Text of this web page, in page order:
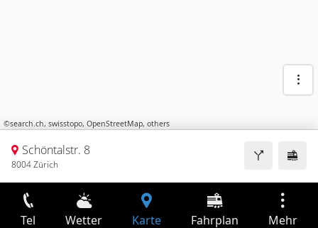
©search.ch, swisstopo, OpenStreetMap, others
Schöntalstr. 8
8004 Zürich
Tel Wetter Karte Fahrplan Mehr